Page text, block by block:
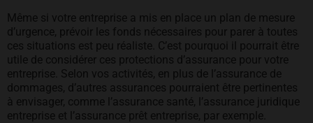
Même si votre entreprise a mis en place un plan de mesure
d’urgence, prévoir les fonds nécessaires pour parer à toutes
ces situations est peu réaliste. C’est pourquoi il pourrait être
utile de considérer ces protections d’assurance pour votre
entreprise. Selon vos activités, en plus de l’assurance de
dommages, d’autres assurances pourraient être pertinentes
à envisager, comme l’assurance santé, l’assurance juridique
entreprise et l’assurance prêt entreprise, par exemple.